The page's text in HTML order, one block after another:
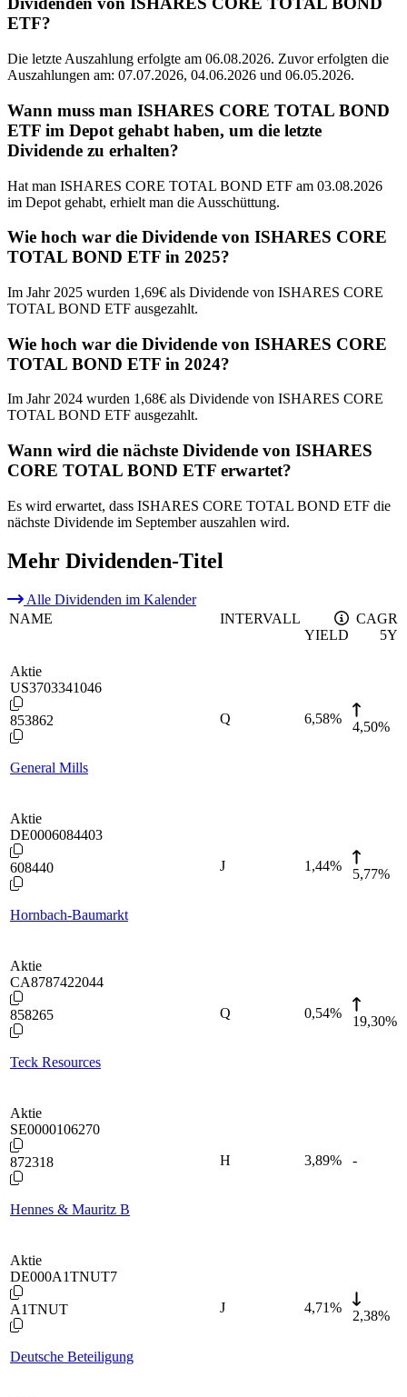
ETF?
Die letzte Auszahlung erfolgte am 06.08.2026. Zuvor erfolgten die
Auszahlungen am: 07.07.2026, 04.06.2026 und 06.05.2026.
Wann muss man ISHARES CORE TOTAL BOND
ETF im Depot gehabt haben, um die letzte
Dividende zu erhalten?
Hat man ISHARES CORE TOTAL BOND ETF am 03.08.2026
im Depot gehabt, erhielt man die Ausschüttung.
Wie hoch war die Dividende von ISHARES CORE
TOTAL BOND ETF in 2025?
Im Jahr 2025 wurden 1,69€ als Dividende von ISHARES CORE
TOTAL BOND ETF ausgezahlt.
Wie hoch war die Dividende von ISHARES CORE
TOTAL BOND ETF in 2024?
Im Jahr 2024 wurden 1,68€ als Dividende von ISHARES CORE
TOTAL BOND ETF ausgezahlt.
Wann wird die nächste Dividende von ISHARES
CORE TOTAL BOND ETF erwartet?
Es wird erwartet, dass ISHARES CORE TOTAL BOND ETF die
nächste Dividende im September auszahlen wird.
Mehr Dividenden-Titel
Alle Dividenden im Kalender
NAME
INTERVALL
YIELD
CAGR
5Y
Aktie
US3703341046
853862
General Mills
Q 6,58%
4,50%
Aktie
DE0006084403
608440
Hornbach-Baumarkt
J 1,44%
5,77%
Aktie
CA8787422044
858265
Teck Resources
Q 0,54%
19,30%
Aktie
SE0000106270
872318
Hennes & Mauritz B
H 3,89% -
Aktie
DE000A1TNUT7
A1TNUT
Deutsche Beteiligung
J 4,71%
2,38%